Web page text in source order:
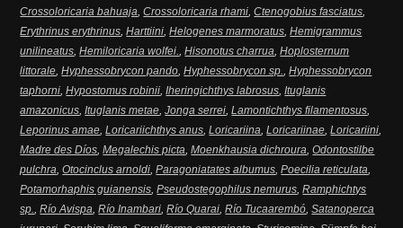
Crossoloricaria bahuaja,Crossoloricaria rhami,Ctenogobius fasciatus,
Erythrinus erythrinus,Harttiini,Helogenes marmoratus,Hemigrammus
unilineatus,Hemiloricaria wolfei.,Hisonotus charrua,Hoplosternum
littorale,Hyphessobrycon pando,Hyphessobrycon sp.,Hyphessobrycon
taphorni,Hypostomus robinii,Iheringichthys labrosus,Ituglanis
amazonicus,Ituglanis metae,Jonga serrei,Lamontichthys filamentosus,
Leporinus amae,Loricariichthys anus,Loricariina,Loricariinae,Loricariini,
Madre des Díos,Megalechis picta,Moenkhausia dichroura,Odontostilbe
pulchra,Otocinclus arnoldi,Paragoniatates albumus,Poecilia reticulata,
Potamorhaphis guianensis,Pseudostegophilus nemurus,Ramphichtys
sp.,Río Avispa,Río Inambari,Río Quarai,Río Tucaarembó,Satanoperca